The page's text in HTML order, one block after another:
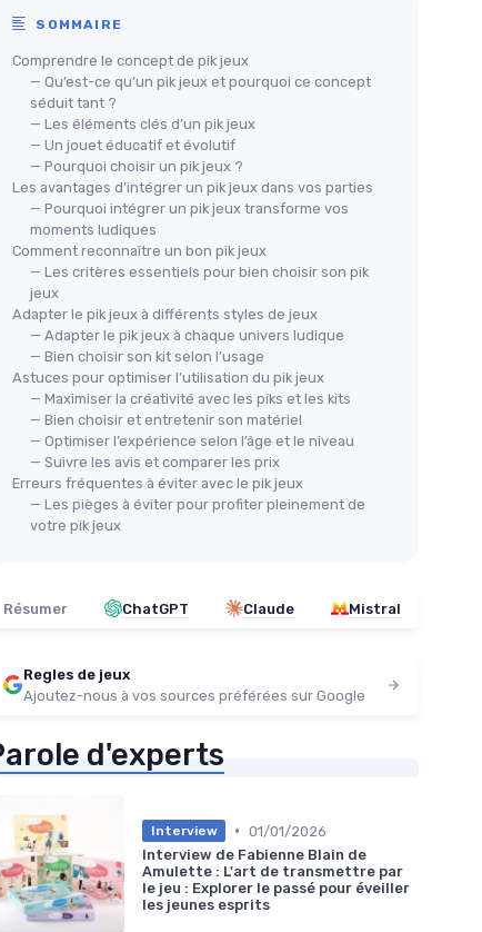
OPPI
PIKS - Jeu d'éveil créatif
＋ 24 cartes créatives
＋ Développe lamotricité
＋
Jeu de construction
＋
4 niveaux de
difficulté
＋ Adapté aux enfants de3 à 12 ans
★★★★★
★★★★★ 5/5 — 14 avis
Voir l'offre
SOMMAIRE
Comprendre le concept de pik jeux
— Qu’est-ce qu’un pik jeux et pourquoi ce concept
séduit tant ?
— Les éléments clés d’un pik jeux
— Un jouet éducatif et évolutif
— Pourquoi choisir un pik jeux ?
Les avantages d’intégrer un pik jeux dans vos parties
— Pourquoi intégrer un pik jeux transforme vos
moments ludiques
Comment reconnaître un bon pik jeux
— Les critères essentiels pour bien choisir son pik
jeux
Adapter le pik jeux à différents styles de jeux
— Adapter le pik jeux à chaque univers ludique
— Bien choisir son kit selon l’usage
Astuces pour optimiser l’utilisation du pik jeux
— Maximiser la créativité avec les piks et les kits
— Bien choisir et entretenir son matériel
— Optimiser l’expérience selon l’âge et le niveau
— Suivre les avis et comparer les prix
Erreurs fréquentes à éviter avec le pik jeux
— Les pièges à éviter pour profiter pleinement de
votre pik jeux
Résumer ChatGPT Claude Mistral
Regles de jeux
Ajoutez-nous à vos sources préférées sur Google
d'experts
Interview • 01/01/2026
Interview de Fabienne Blain de
Amulette : L'art de transmettre par
le jeu : Explorer le passé pour éveiller
les jeunes esprits